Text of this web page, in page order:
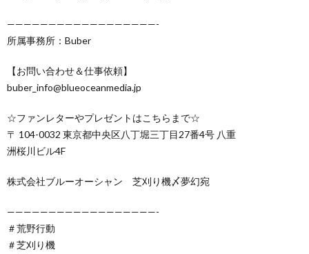
——————————————————-
所属事務所：Buber
【お問い合わせ＆仕事依頼】
buber_info@blueoceanmedia.jp
☆ファンレターやプレゼントはこちらまで☆
〒 104-0032 東京都中央区八丁堀三丁目27番4号 八重
洲桜川ビル4F
株式会社ブルーオーシャン 芝刈り機〆夢幻宛
——————————————————-
＃荒野行動
＃芝刈り機